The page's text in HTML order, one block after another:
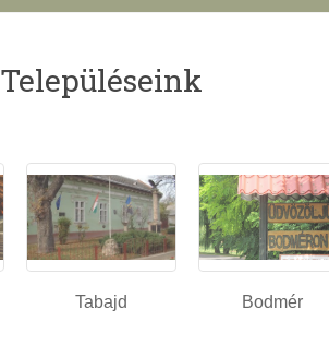
Településeink
Tabajd Bodmér